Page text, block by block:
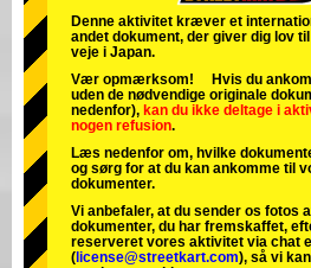
Tokyo Akihabara#2
Tokyo Shibuya Annex
Tokyo Asakusa
Okinawa
Denne aktivitet kræver et
andet dokument, der giver dig lov
veje i Japan.
Vær opmærksom! Hvis du
uden de nødvendige originale
nedenfor), kan du ikke deltage i
nogen refusion.
Læs nedenfor om, hvilke
og sørg for at du kan ankomme til
dokumenter.
Vi anbefaler, at du sender os fotos
dokumenter, du har fremskaffet,
reserveret vores aktivitet via chat
( license@streetkart.com), så vi